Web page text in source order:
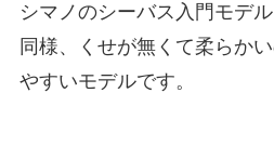
シマノのシーバス入門モデ
同様、くせが無くて柔らか
やすいモデルです。